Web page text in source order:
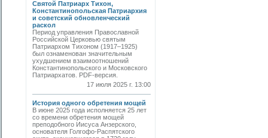
Святой Патриарх Тихон,
Константинопольская Патриархия
и советский обновленческий
раскол
Период управления Православной
Российской Церковью святым
Патриархом Тихоном (1917–1925)
был ознаменован значительным
ухудшением взаимоотношений
Константинопольского и Московского
Патриархатов. PDF-версия.
17 июля 2025 г. 13:00
История одного обретения мощей
В июне 2025 года исполняется 25 лет
со времени обретения мощей
преподобного Иисуса Анзерского,
основателя Голгофо-Распятского